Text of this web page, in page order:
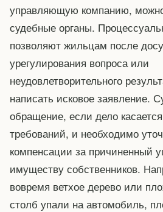
управляющую компанию,
судебные органы.
позволяют жильцам после
урегулирования вопроса или
неудовлетворительного
написать исковое заявление.
обращение, если дело
требований, и необходимо
компенсации за причиненный
имуществу собственников.
вовремя ветхое дерево или
столб упали на автомобиль,